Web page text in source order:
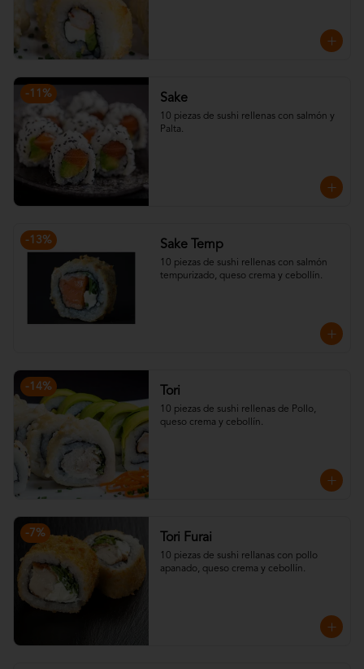
-11 % Sake
10 piezas de sushi rellenas con salmón y
Palta.
-13% Sake Temp
10 piezas de sushi rellenas con salmón
tempurizado, queso crema y cebollín.
-14% Tori
10 piezas de sushi rellenas de Pollo,
queso crema y cebollín.
-7% Tori Furai
10 piezas de sushi rellanas con pollo
apanado, queso crema y cebollín.